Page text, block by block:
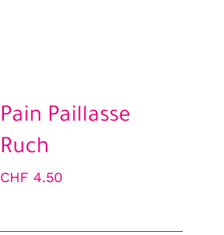
Pain Paillasse
Ruch
CHF 4.50